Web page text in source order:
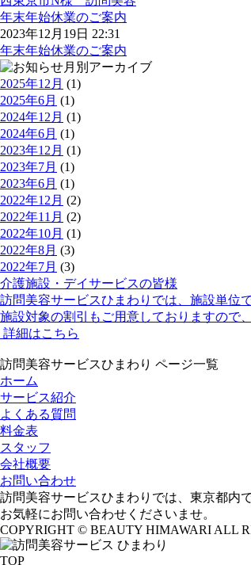
年末年始休業のご案内
2023年12月19日 22:31
年末年始休業のご案内
月別アーカイブ
2025年12月 (1)
2025年6月 (1)
2024年12月 (1)
2024年6月 (1)
2023年12月 (1)
2023年7月 (1)
2023年6月 (1)
2022年12月 (2)
2022年11月 (2)
2022年10月 (1)
2022年8月 (3)
2022年7月 (3)
介護施設・デイサービスの皆様
訪問美容サービスひまわりでは、 施設単位
施設対象の割引
もご用意しておりますので
詳細はこちら
訪問美容サービスひまわり ページ一覧
ホーム
サービス紹介
よくある質問
料金表
スタッフ
会社概要
お問い合わせ
訪問美容サービスひまわりでは、東京都内
お気軽にお問い合わせくださいませ。
COPYRIGHT © BEAUTY HIMAWARI ALL
TOP